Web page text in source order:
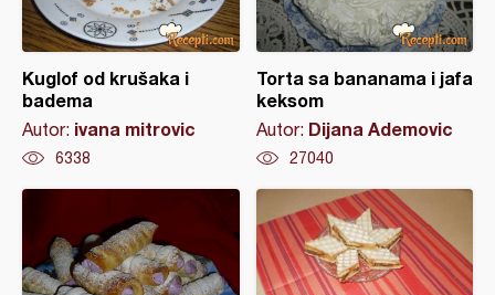
Kuglof od krušaka i
badema
Autor: ivana mitrovic
6338
Torta sa bananama i jafa
keksom
Autor: Dijana Ademovic
27040